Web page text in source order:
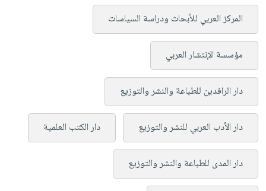
المركز العربي للأبحاث ودراسة السياسات
مؤسسة الإنتشار العربي
دار الرافدين للطباعة والنشر والتوزيع
دار الأدب العربي للنشر والتوزيع دار الكتب العلمية
دار المدى للطباعة والنشر والتوزيع